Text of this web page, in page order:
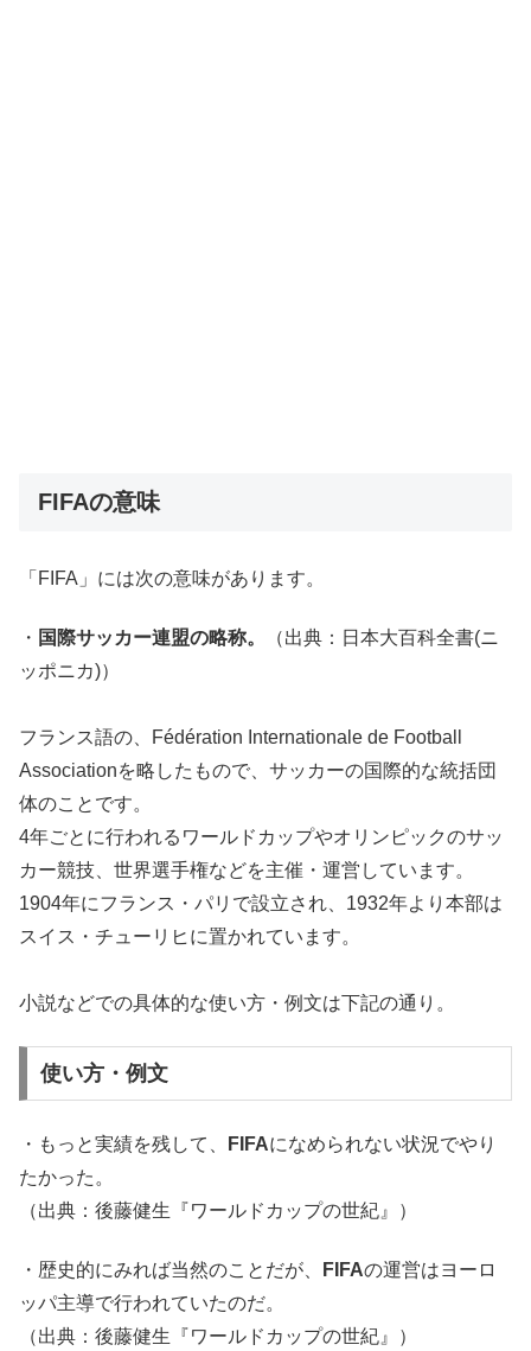
FIFAの意味
「FIFA」には次の意味があります。
・ 国際サッカー連盟の略称。
（出典：日本大百科全書(ニ
ッポニカ)）
フランス語の、Fédération Internationale de Football
Associationを略したもので、サッカーの国際的な統括団
体のことです。
4年ごとに行われるワールドカップやオリンピックのサッ
カー競技、世界選手権などを主催・運営しています。
1904年にフランス・パリで設立され、1932年より本部は
スイス・チューリヒに置かれています。
小説などでの具体的な使い方・例文は下記の通り。
使い方・例文
・もっと実績を残して、 FIFAになめられない状況でやり
たかった。
（出典：後藤健生『ワールドカップの世紀』）
・歴史的にみれば当然のことだが、 FIFAの運営はヨーロ
ッパ主導で行われていたのだ。
（出典：後藤健生『ワールドカップの世紀』）